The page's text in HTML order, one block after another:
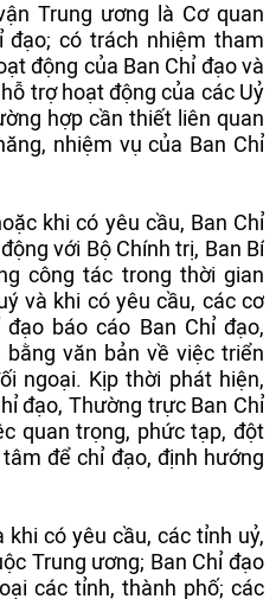
Trung ương là Cơ quan
đạo; có trách nhiệm tham
động của Ban Chỉ đạo và
trợ hoạt động của các Uỷ
hợp cần thiết liên quan
nhiệm vụ của Ban Chỉ
khi có yêu cầu, Ban Chỉ
với Bộ Chính trị, Ban Bí
công tác trong thời gian
và khi có yêu cầu, các cơ
báo cáo Ban Chỉ đạo,
văn bản về việc triển
ngoại. Kịp thời phát hiện,
đạo, Thường trực Ban Chỉ
quan trọng, phức tạp, đột
để chỉ đạo, định hướng
có yêu cầu, các tỉnh uỷ,
Trung ương; Ban Chỉ đạo
các tỉnh, thành phố; các